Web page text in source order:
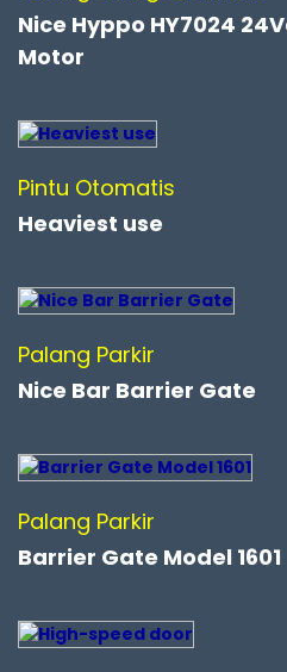
Nice Hyppo HY7024
Motor
Pintu Otomatis
Heaviest use
Palang Parkir
Nice Bar Barrier Gate
Palang Parkir
Barrier Gate Model 1601